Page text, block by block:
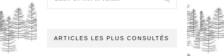
ARTICLES LES PLUS CONSULTÉS